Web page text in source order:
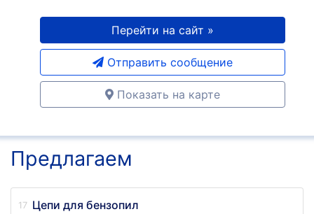
Перейти на сайт »
Отправить сообщение
Показать на карте
Предлагаем
Цепи для бензопил